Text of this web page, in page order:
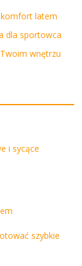
komfort latem
dla sportowca
wnętrzu
i sycące
szybkie